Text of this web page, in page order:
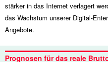
stärker in das Internet verlagert
das Wachstum unserer Digital-
Angebote.
Prognosen für das reale